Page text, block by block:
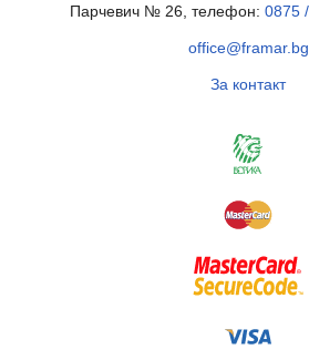
Парчевич № 26, телефон: 0875
office@framar.bg
За контакт